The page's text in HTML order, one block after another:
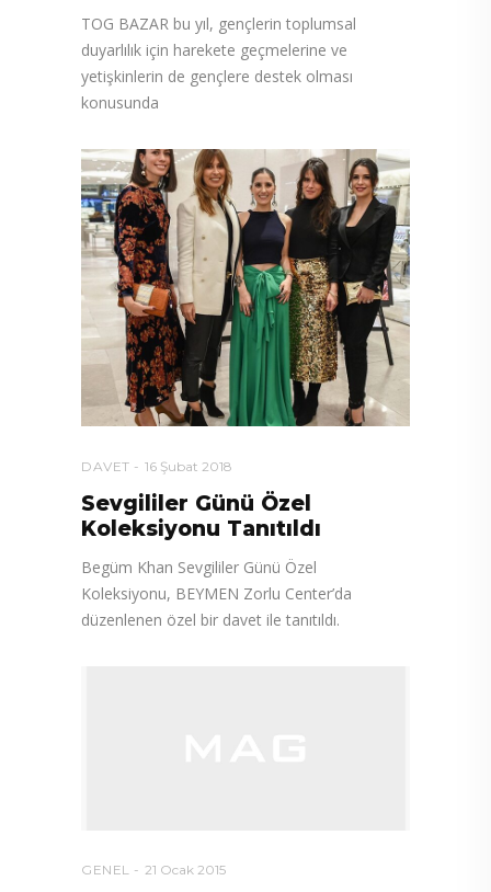
TOG BAZAR bu yıl, gençlerin toplumsal
duyarlılık için harekete geçmelerine ve
yetişkinlerin de gençlere destek olması
konusunda
DAVET 16 Şubat 2018
Sevgililer Günü Özel
Koleksiyonu Tanıtıldı
Begüm Khan Sevgililer Günü Özel
Koleksiyonu, BEYMEN Zorlu Center’da
düzenlenen özel bir davet ile tanıtıldı.
GENEL 21 Ocak 2015